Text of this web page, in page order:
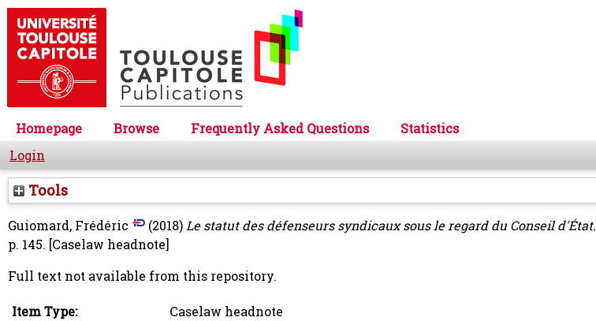
Homepage Browse Frequently Asked Questions
Statistics
Login
Tools
Guiomard, Frédéric (2018)Le statut des défenseurs syndicaux sous le regard du Conseil d'État.
p. 145. [Caselaw headnote]
Full text not available from this repository.
Item Type:
Caselaw headnote